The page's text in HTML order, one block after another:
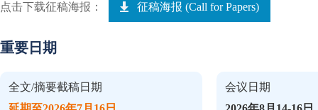
点击下载征稿海报： 征稿海报 (Call for Papers)
重要日期
全文/摘要截稿日期
会议日期